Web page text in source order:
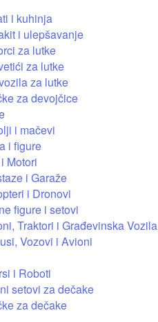
i kuhinja
i ulepšavanje
za lutke
za lutke
za lutke
za devojčice
i mačevi
i figure
Motori
i Garaže
i Dronovi
figure i setovi
Traktori i Građevinska Vozila
Vozovi i Avioni
i Roboti
setovi za dečake
za dečake